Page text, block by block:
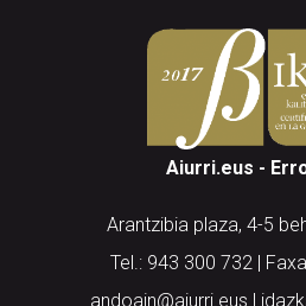
Aiurri.eus -
Arantzibia plaza, 4-5
Tel.: 943 300 732 |
andoain@aiurri.eus |